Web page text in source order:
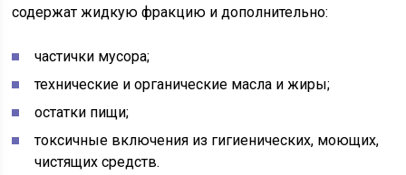
содержат жидкую фракцию и дополнительно:
частички мусора;
технические и органические масла и жиры;
остатки пищи;
токсичные включения из гигиенических, моющих,
чистящих средств.